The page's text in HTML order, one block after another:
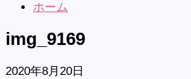
ホーム
img_9169
2020年8月20日